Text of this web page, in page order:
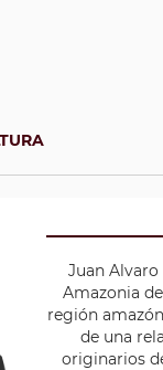
Juan
Amazonia
región
de una
originarios